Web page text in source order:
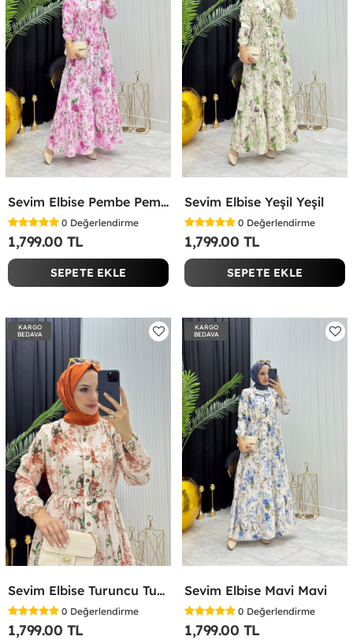
Sevim Elbise Pembe Pembe
0 Değerlendirme
1,799.00 TL
SEPETE EKLE
Sevim Elbise Yeşil Yeşil
0 Değerlendirme
1,799.00 TL
SEPETE EKLE
KARGO
BEDAVA
Sevim Elbise Turuncu Turuncu
0 Değerlendirme
1,799.00 TL
KARGO
BEDAVA
Sevim Elbise Mavi Mavi
0 Değerlendirme
1,799.00 TL